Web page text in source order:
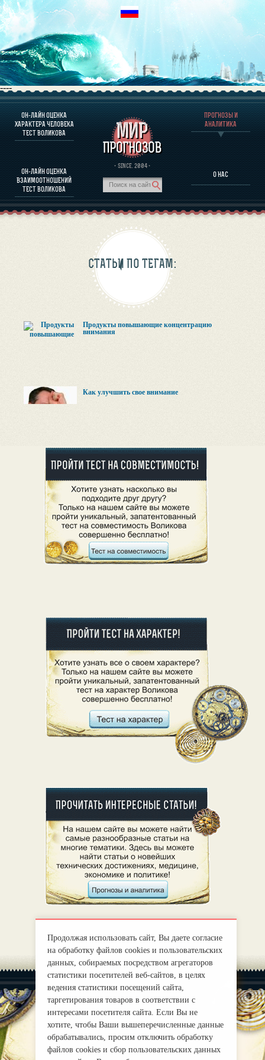
----
ОН-ЛАЙН ОЦЕНКА
ХАРАКТЕРА ЧЕЛОВЕКА
ТЕСТ ВОЛИКОВА
ОН-ЛАЙН ОЦЕНКА
ВЗАИМООТНОШЕНИЙ
ТЕСТ ВОЛИКОВА
· SINCE. 2004 ·
ПРОГНОЗЫ И
АНАЛИТИКА
О НАС
О ПРОГРАММЕ
ОЦЕНКА ХАРАКТЕРA ЧЕЛОВЕКА
ОЦЕНКА ХАРАКТЕРА ВЫДАЮЩИХСЯ ЛИЧНОСТЕЙ
О ПРОГРАММЕ
ПРОГНОЗЫ И АНАЛИТИКА
СТАТЬИ ПО ТЕГАМ:
Продукты повышающие концентрацию
внимания
Как улучшить свое внимание
О нас
Правила
mirprognoz@mail.ru
Продолжая использовать сайт, Вы даете согласие
на обработку файлов cookies и пользовательских
данных, собираемых посредством агрегаторов
статистики посетителей веб-сайтов, в целях
ведения статистики посещений сайта,
таргетирования товаров в соответствии с
интересами посетителя сайта. Если Вы не
хотите, чтобы Ваши вышеперечисленные данные
обрабатывались, просим отключить обработку
файлов cookies и сбор пользовательских данных